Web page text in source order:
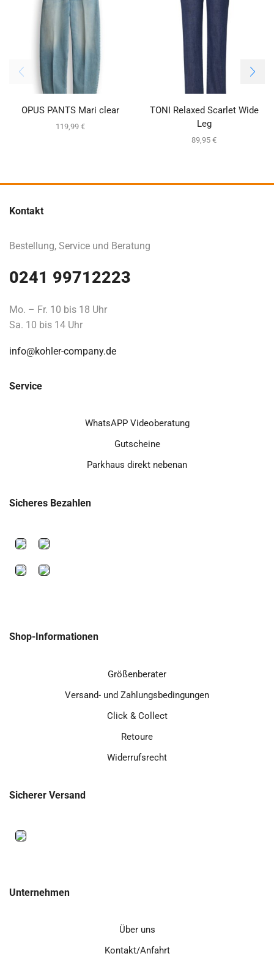
OPUS PANTS Mari clear
119,99 €
TONI Relaxed Scarlet Wide
Leg
89,95 €
Kontakt
Bestellung, Service und Beratung
0241 99712223
Mo. – Fr. 10 bis 18 Uhr
Sa. 10 bis 14 Uhr
info@kohler-company.de
Service
WhatsAPP Videoberatung
Gutscheine
Parkhaus direkt nebenan
Sicheres Bezahlen
Shop-Informationen
Größenberater
Versand- und Zahlungsbedingungen
Click & Collect
Retoure
Widerrufsrecht
Sicherer Versand
Unternehmen
Über uns
Kontakt/Anfahrt